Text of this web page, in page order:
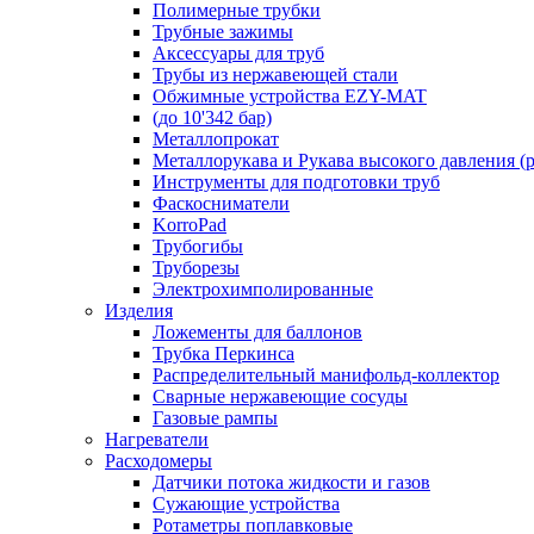
Полимерные трубки
Трубные зажимы
Аксессуары для труб
Трубы из нержавеющей стали
Обжимные устройства EZY-MAT
(до 10'342 бар)
Металлопрокат
Металлорукава и Рукава высокого давления
Инструменты для подготовки труб
Фаскосниматели
KorroPad
Трубогибы
Труборезы
Электрохимполированные
Изделия
Ложементы для баллонов
Трубка Перкинса
Распределительный манифольд-коллектор
Сварные нержавеющие сосуды
Газовые рампы
Нагреватели
Расходомеры
Датчики потока жидкости и газов
Сужающие устройства
Ротаметры поплавковые